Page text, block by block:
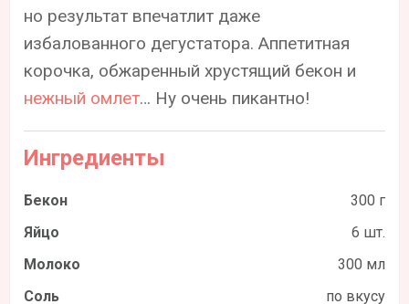
но результат впечатлит даже
избалованного дегустатора. Аппетитная
корочка, обжаренный хрустящий бекон и
нежный омлет… Ну очень пикантно!
Ингредиенты
Бекон
300 г
Яйцо
6 шт.
Молоко
300 мл
Соль
по вкусу